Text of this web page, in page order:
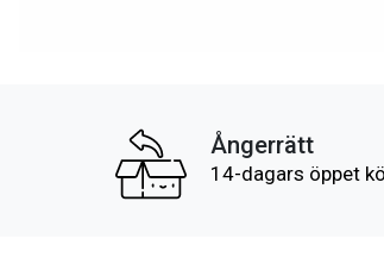
Ångerrätt
14-dagars öppet